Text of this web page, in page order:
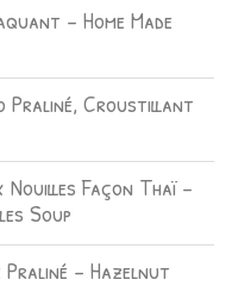
– Home Made
Praliné, Croustillant
Nouilles Façon Thaï –
Soup
Praliné – Hazelnut